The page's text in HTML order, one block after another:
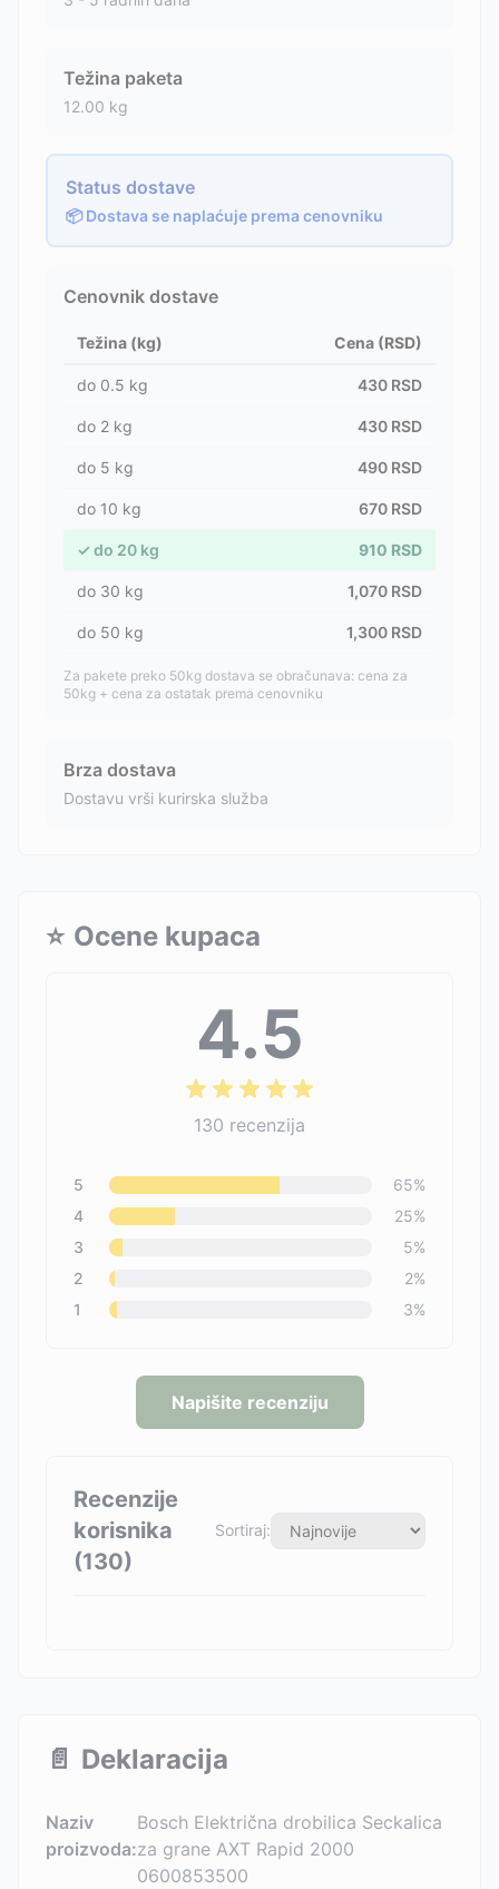
Težina paketa
12.00 kg
Status dostave
📦 Dostava se naplaćuje prema cenovniku
Cenovnik dostave
Težina (kg) Cena (RSD)
do 0.5 kg 430 RSD
do 2 kg 430 RSD
do 5 kg 490 RSD
do 10 kg 670 RSD
✓ do 20 kg 910 RSD
do 30 kg 1,070 RSD
do 50 kg 1,300 RSD
Za pakete preko 50kg dostava se obračunava: cena za
50kg + cena za ostatak prema cenovniku
Brza dostava
Dostavu vrši kurirska služba
⭐ Ocene kupaca
4.5
130 recenzija
5 65%
4
25%
3
5%
2
2%
1
3%
Napišite recenziju
Recenzije
korisnika
(130)
Sortiraj:
📄 Deklaracija
Naziv
proizvoda:
Bosch Električna drobilica Seckalica
za grane AXT Rapid 2000
0600853500